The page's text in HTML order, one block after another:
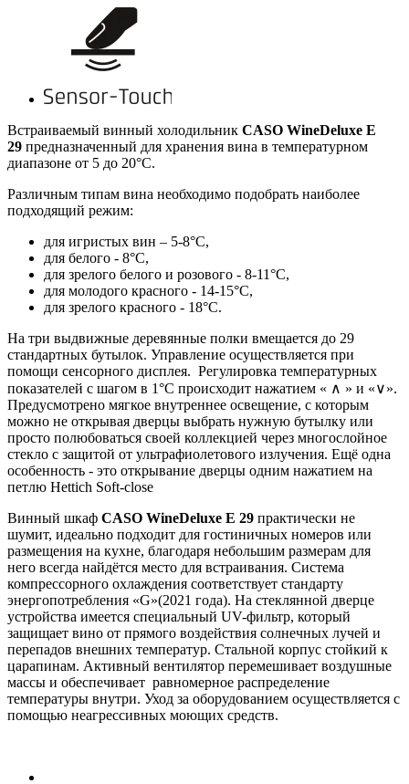
Встраиваемый винный холодильник CASO WineDeluxe E
29 предназначенный для хранения вина в температурном
диапазоне от 5 до 20°C.
Различным типам вина необходимо подобрать наиболее
подходящий режим:
для игристых вин – 5-8°C,
для белого - 8°C,
для зрелого белого и розового - 8-11°C,
для молодого красного - 14-15°C,
для зрелого красного - 18°C.
На три выдвижные деревянные полки вмещается до 29
стандартных бутылок. Управление осуществляется при
помощи сенсорного дисплея. Регулировка температурных
показателей с шагом в 1°C происходит нажатием « ∧ » и «∨».
Предусмотрено мягкое внутреннее освещение, с которым
можно не открывая дверцы выбрать нужную бутылку или
просто полюбоваться своей коллекцией через многослойное
стекло с защитой от ультрафиолетового излучения. Ещё одна
особенность - это открывание дверцы одним нажатием на
петлю Hettich Soft-close
Винный шкаф CASO WineDeluxe E 29 практически не
шумит, идеально подходит для гостиничных номеров или
размещения на кухне, благодаря небольшим размерам для
него всегда найдётся место для встраивания. Система
компрессорного охлаждения соответствует стандарту
энергопотребления «G»(2021 года). На стеклянной дверце
устройства имеется специальный UV-фильтр, который
защищает вино от прямого воздействия солнечных лучей и
перепадов внешних температур. Стальной корпус стойкий к
царапинам. Активный вентилятор перемешивает воздушные
массы и обеспечивает равномерное распределение
температуры внутри. Уход за оборудованием осуществляется с
помощью неагрессивных моющих средств.